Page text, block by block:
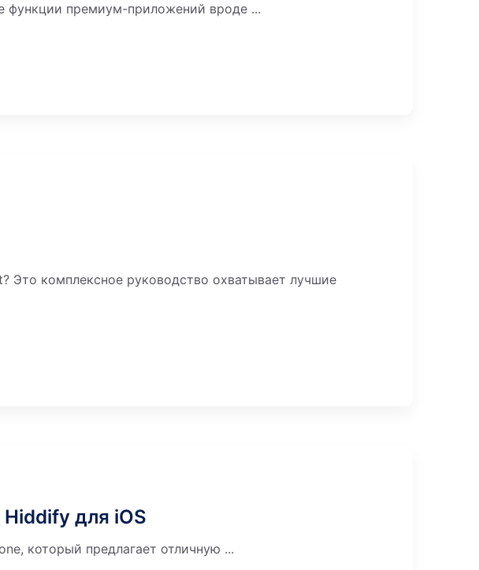
функции премиум-приложений вроде ...
Это комплексное руководство охватывает лучшие
для iOS
который предлагает отличную ...